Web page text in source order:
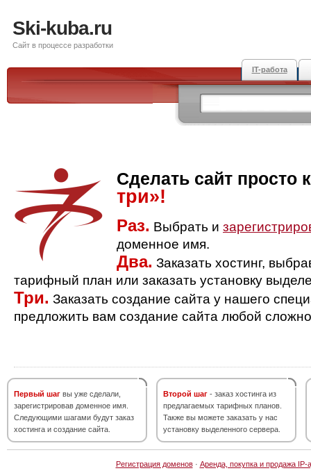
Ski-kuba.ru
Сайт в процессе разработки
IT-работа
Сделать сайт просто
три»!
Раз. Выбрать и
доменное имя.
Два. Заказать хостинг,
тарифный план или заказать установку
Три. Заказать создание сайта у нашего
предложить вам создание сайта любой
Первый шаг вы уже сделали,
зарегистрировав доменное имя.
Следующими шагами будут заказ
хостинга и создание сайта.
Второй шаг - заказ хостинга из
предлагаемых тарифных планов.
Также вы можете заказать у нас
установку выделенного сервера.
Регистрация доменов· Аренда, покупка и продажа IP-